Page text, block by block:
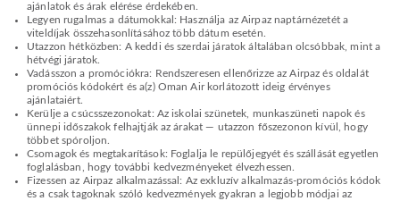
ajánlatok és árak elérése érdekében.
Legyen rugalmas a dátumokkal: Használja az Airpaz naptárnézetét a
viteldíjak összehasonlításához több dátum esetén.
Utazzon hétközben: A keddi és szerdai járatok általában olcsóbbak, mint a
hétvégi járatok.
Vadásszon a promóciókra: Rendszeresen ellenőrizze az Airpaz és oldalát
promóciós kódokért és a(z) Oman Air korlátozott ideig érvényes
ajánlataiért.
Kerülje a csúcsszezonokat: Az iskolai szünetek, munkaszüneti napok és
ünnepi időszakok felhajtják az árakat — utazzon főszezonon kívül, hogy
többet spóroljon.
Csomagok és megtakarítások: Foglalja le repülőjegyét és szállását egyetlen
foglalásban, hogy további kedvezményeket élvezhessen.
Fizessen az Airpaz alkalmazással: Az exkluzív alkalmazás-promóciós kódok
és a csak tagoknak szóló kedvezmények gyakran a legjobb módjai az